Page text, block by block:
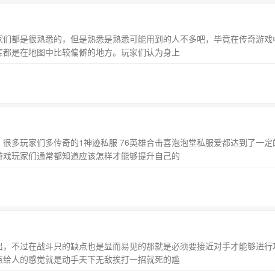
都是很熟悉的，但是熟悉是熟悉可能用到的人不多吧，毕竟在传奇游
是在地图中比较偏僻的地方。玩家们认为身上
多玩家们多传奇的1神迹私服 76英雄合击喜泡泡堂私服爱都达到了一
玩家们通常都知道应该怎样才能够提升自己的
不过在战斗只的缺点也是显而易见的那就是必须要接近对手才能够进
人的感觉就是动手天下无敌挨打一招就死的尴